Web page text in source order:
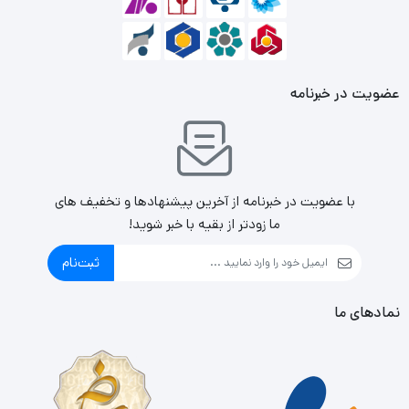
عضویت در خبرنامه
با عضویت در خبرنامه از آخرین پیشنهادها و تخفیف های
ما زودتر از بقیه با خبر شوید!
ثبت‌نام
نمادهای ما